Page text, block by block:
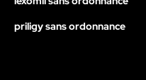
priligy sans ordonnance